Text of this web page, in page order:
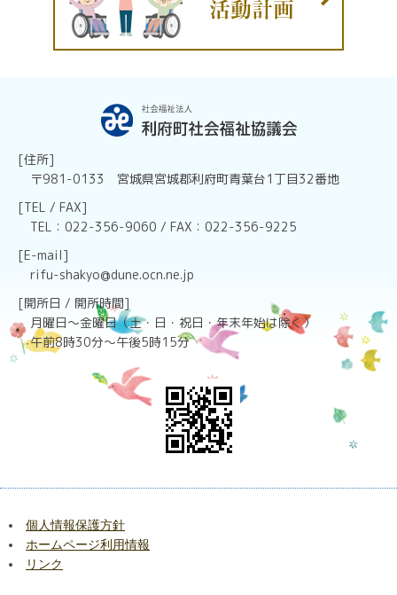
[住所]
〒981-0133 宮城県宮城郡利府町青葉台1丁目32番地
[TEL / FAX]
TEL：022-356-9060 / FAX：022-356-9225
[E-mail]
rifu-shakyo@dune.ocn.ne.jp
[開所日 / 開所時間]
月曜日～金曜日（土・日・祝日・年末年始は除く）
午前8時30分～午後5時15分
個人情報保護方針
ホームページ利用情報
リンク